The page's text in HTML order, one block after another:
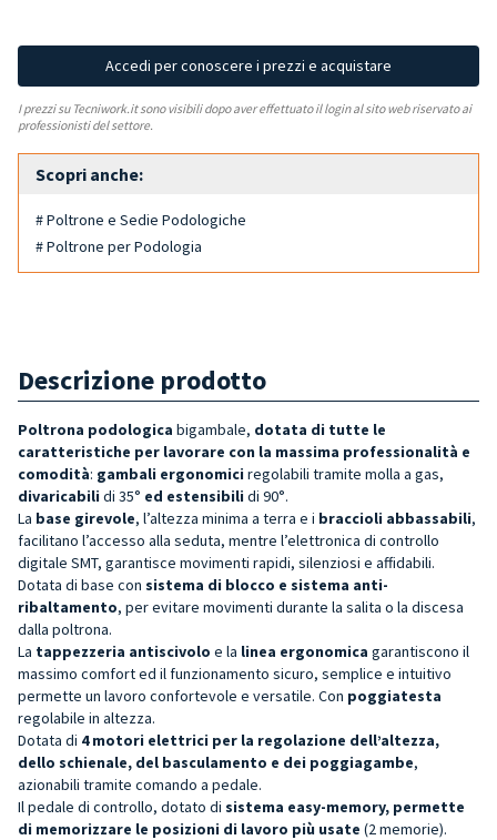
Accedi per conoscere i prezzi e acquistare
I prezzi su Tecniwork.it sono visibili dopo aver effettuato il login al sito web riservato ai
professionisti del settore.
Scopri anche:
# Poltrone e Sedie Podologiche
# Poltrone per Podologia
Descrizione prodotto
Poltrona podologica bigambale, dotata di tutte le
caratteristiche per lavorare con la massima professionalità e
comodità: gambali ergonomici regolabili tramite molla a gas,
divaricabili di 35° ed estensibili di 90°.
La base girevole, l’altezza minima a terra e i braccioli abbassabili,
facilitano l’accesso alla seduta, mentre l’elettronica di controllo
digitale SMT, garantisce movimenti rapidi, silenziosi e affidabili.
Dotata di base con sistema di blocco e sistema anti-
ribaltamento, per evitare movimenti durante la salita o la discesa
dalla poltrona.
La tappezzeria antiscivolo e la linea ergonomica garantiscono il
massimo comfort ed il funzionamento sicuro, semplice e intuitivo
permette un lavoro confortevole e versatile. Con poggiatesta
regolabile in altezza.
Dotata di 4motori elettrici per la regolazione dell’altezza,
dello schienale, del basculamento e dei poggiagambe,
azionabili tramite comando a pedale.
Il pedale di controllo, dotato di sistema easy-memory, permette
di memorizzare le posizioni di lavoro più usate (2 memorie).